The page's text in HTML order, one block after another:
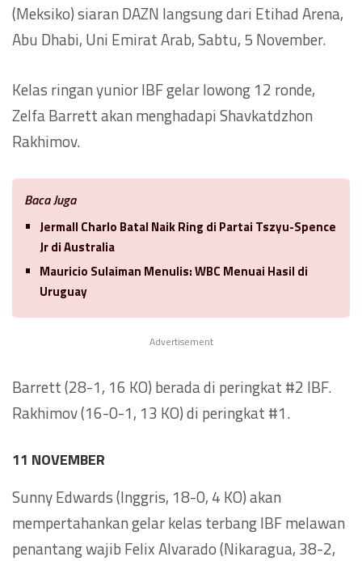
(Meksiko) siaran DAZN langsung dari Etihad Arena,
Abu Dhabi, Uni Emirat Arab, Sabtu, 5 November.
Kelas ringan yunior IBF gelar lowong 12 ronde,
Zelfa Barrett akan menghadapi Shavkatdzhon
Rakhimov.
Baca Juga
Jermall Charlo Batal Naik Ring di Partai Tszyu-Spence
Jr di Australia
Mauricio Sulaiman Menulis: WBC Menuai Hasil di
Uruguay
Advertisement
Barrett (28-1, 16 KO) berada di peringkat #2 IBF.
Rakhimov (16-0-1, 13 KO) di peringkat #1.
11 NOVEMBER
Sunny Edwards (Inggris, 18-0, 4 KO) akan
mempertahankan gelar kelas terbang IBF melawan
penantang wajib Felix Alvarado (Nikaragua, 38-2,